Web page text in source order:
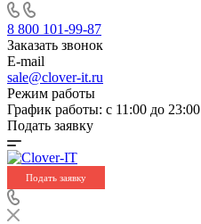
8 800 101-99-87
Заказать звонок
E-mail
sale@clover-it.ru
Режим работы
График работы: с 11:00 до 23:00
Подать заявку
Подать заявку